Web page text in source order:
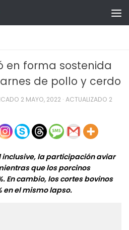
en forma sostenida
de pollo y cerdo
2 MAYO, 2022 · ACTUALIZADO 2
inclusive, la participación aviar
que los porcinos
En cambio, los cortes bovinos
en el mismo lapso.